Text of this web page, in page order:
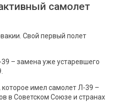
самолет
Свой первый полет
– замена уже устаревшего
имел самолет Л-39 –
в Советском Союзе и странах